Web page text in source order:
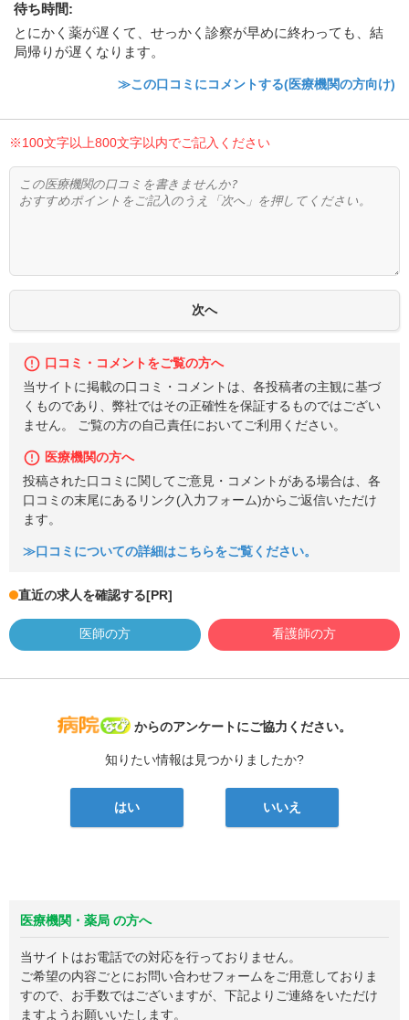
待ち時間:
とにかく薬が遅くて、せっかく診察が早めに終わっても、結
局帰りが遅くなります。
≫この口コミにコメントする(医療機関の方向け)
※100文字以上800文字以内でご記入ください
口コミ・コメントをご覧の方へ
当サイトに掲載の口コミ・コメントは、各投稿者の主観に基づ
くものであり、弊社ではその正確性を保証するものではござい
ません。 ご覧の方の自己責任においてご利用ください。
医療機関の方へ
投稿された口コミに関してご意見・コメントがある場合は、各
口コミの末尾にあるリンク(入力フォーム)からご返信いただけ
ます。
≫口コミについての詳細はこちらをご覧ください。
直近の求人を確認する[PR]
医師の方 看護師の方
病院なび
からのアンケートにご協力ください。
知りたい情報は見つかりましたか?
はい いいえ
医療機関・薬局 の方へ
当サイトはお電話での対応を行っておりません。
ご希望の内容ごとにお問い合わせフォームをご用意しておりま
すので、お手数ではございますが、下記よりご連絡をいただけ
ますようお願いいたします。